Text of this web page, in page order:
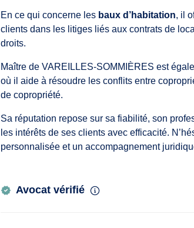
En ce qui concerne les baux d’habitation, il
clients dans les litiges liés aux contrats de
droits.
Maître de VAREILLES-SOMMIÈRES est
où il aide à résoudre les conflits entre
de copropriété.
Sa réputation repose sur sa fiabilité, son
les intérêts de ses clients avec efficacité.
personnalisée et un accompagnement
Avocat vérifié